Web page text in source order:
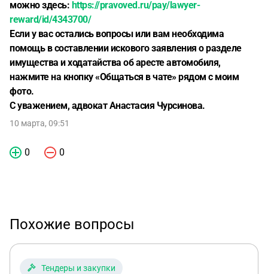
можно здесь: https://pravoved.ru/pay/lawyer-
reward/id/4343700/
Если у вас остались вопросы или вам необходима
помощь в составлении искового заявления о разделе
имущества и ходатайства об аресте автомобиля,
нажмите на кнопку «Общаться в чате» рядом с моим
фото.
С уважением, адвокат Анастасия Чурсинова.
10 марта, 09:51
0 0
Похожие вопросы
Тендеры и закупки